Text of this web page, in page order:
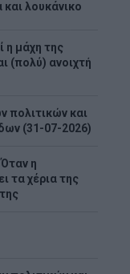
λουκάνικο
η μάχη της
(πολύ) ανοιχτή
πολιτικών και
(31-07-2026)
η
τα χέρια της